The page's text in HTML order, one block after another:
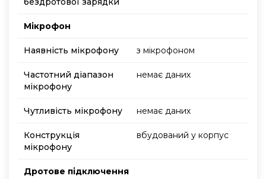
Мікрофон
Наявність мікрофону з мікрофоном
Частотний діапазон
мікрофону
немає даних
Чутливість мікрофону немає даних
Конструкція
мікрофону
вбудований у корпус
Дротове підключення